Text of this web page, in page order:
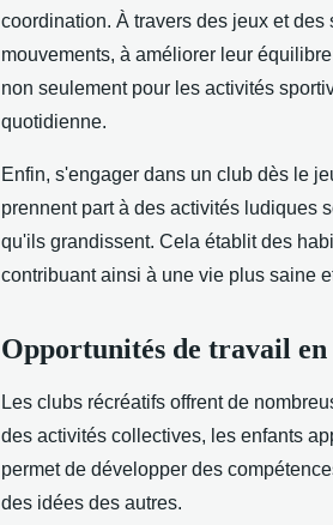
coordination. À travers des jeux et
mouvements, à améliorer leur
non seulement pour les activités
quotidienne.
Enfin, s'engager dans un club dès le
prennent part à des activités ludiques
qu'ils grandissent. Cela établit des
contribuant ainsi à une vie plus saine
Opportunités de travail en
Les clubs récréatifs offrent de
des activités collectives, les enfants
permet de développer des
des idées des autres.